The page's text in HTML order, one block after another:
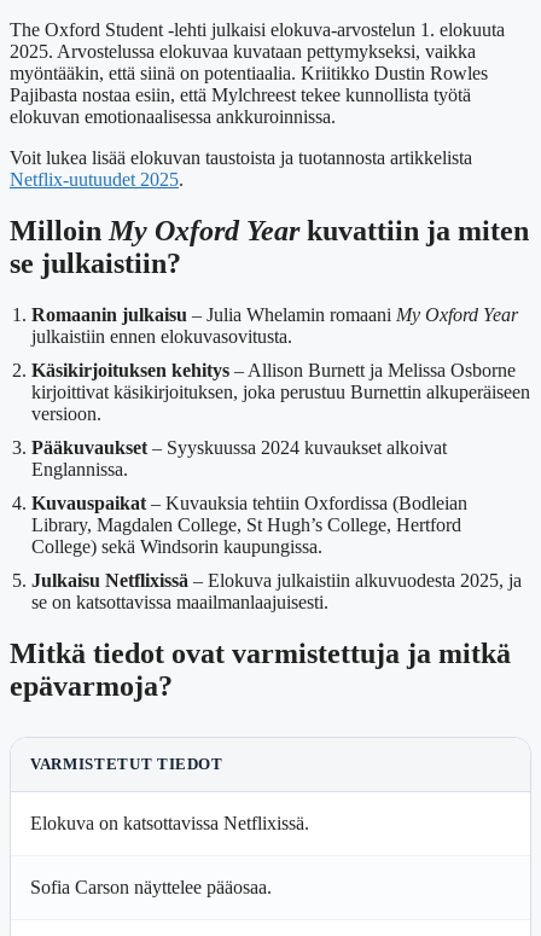
The Oxford Student -lehti julkaisi elokuva-arvostelun 1. elokuuta
2025. Arvostelussa elokuvaa kuvataan pettymykseksi, vaikka
myöntääkin, että siinä on potentiaalia. Kriitikko Dustin Rowles
Pajibasta nostaa esiin, että Mylchreest tekee kunnollista työtä
elokuvan emotionaalisessa ankkuroinnissa.
Voit lukea lisää elokuvan taustoista ja tuotannosta artikkelista
Netflix-uutuudet 2025.
Milloin My Oxford Yearkuvattiin ja miten
se julkaistiin?
Romaanin julkaisu – Julia Whelamin romaani My Oxford Year
julkaistiin ennen elokuvasovitusta.
Käsikirjoituksen kehitys – Allison Burnett ja Melissa Osborne
kirjoittivat käsikirjoituksen, joka perustuu Burnettin alkuperäiseen
versioon.
Pääkuvaukset – Syyskuussa 2024 kuvaukset alkoivat
Englannissa.
Kuvauspaikat – Kuvauksia tehtiin Oxfordissa (Bodleian
Library, Magdalen College, St Hugh’s College, Hertford
College) sekä Windsorin kaupungissa.
Julkaisu Netflixissä – Elokuva julkaistiin alkuvuodesta 2025, ja
se on katsottavissa maailmanlaajuisesti.
Mitkä tiedot ovat varmistettuja ja mitkä
epävarmoja?
VARMISTETUT TIEDOT
Elokuva on katsottavissa Netflixissä.
Sofia Carson näyttelee pääosaa.